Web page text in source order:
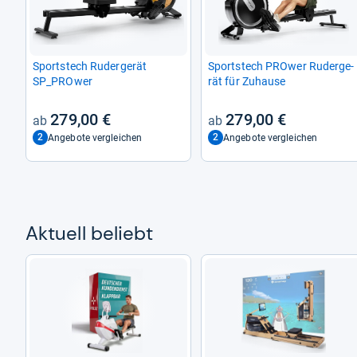
Sport­stech Ruder­ge­rät
SP_PROwer
279,00 €
2 Angebote vergleichen
Sport­stech PROwer Ruder­ge­
rät für Zuhause
279,00 €
2 Angebote vergleichen
Aktu­ell beliebt